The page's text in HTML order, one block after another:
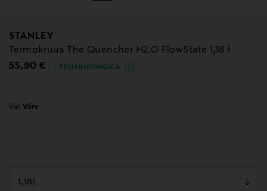
STANLEY
Termokruus The Quencher H2.O FlowState 1,18 l
Original Price
55,90 € EELIS KUPONGIGA
Vali Värv